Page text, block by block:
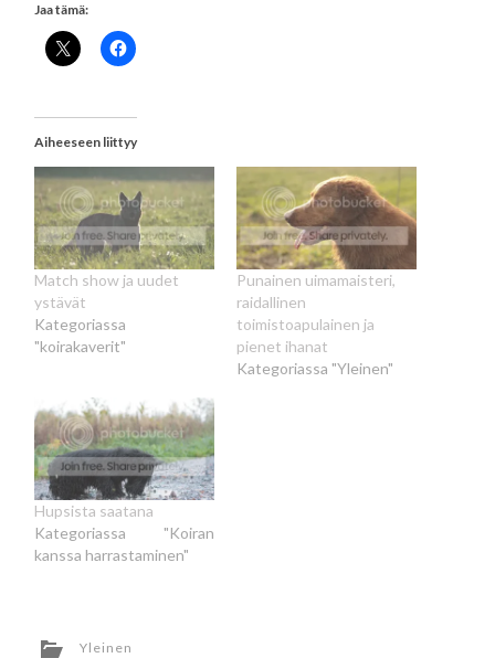
Jaa tämä:
Aiheeseen liittyy
Match show ja uudet
ystävät
Kategoriassa
"koirakaverit"
Punainen uimamaisteri,
raidallinen
toimistoapulainen ja
pienet ihanat
Kategoriassa "Yleinen"
Hupsista saatana
Kategoriassa "Koiran
kanssa harrastaminen"
Yleinen